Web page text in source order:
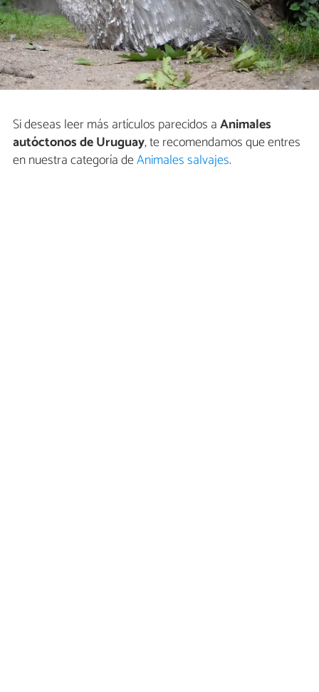
Si deseas leer más artículos parecidos aAnimales
autóctonos de Uruguay, te recomendamos que entres
en nuestra categoría deAnimales salvajes.